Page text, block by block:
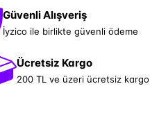
Güvenli Alışveriş
İyzico ile birlikte güvenli ödeme
Ücretsiz Kargo
200 TL ve üzeri ücretsiz kargo